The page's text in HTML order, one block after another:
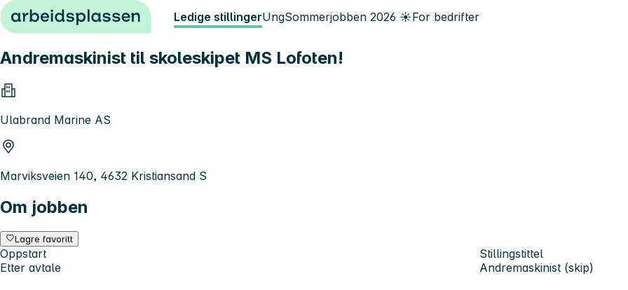
Hopp til innhold Ledige stillingerUngSommerjobben 2026 ☀️For bedrifter
Andremaskinist til skoleskipet MS Lofoten!
Ulabrand Marine AS
Marviksveien 140, 4632 Kristiansand S
Om jobben
Lagre favoritt
Oppstart
Etter avtale
Stillingstittel
Andremaskinist (skip)